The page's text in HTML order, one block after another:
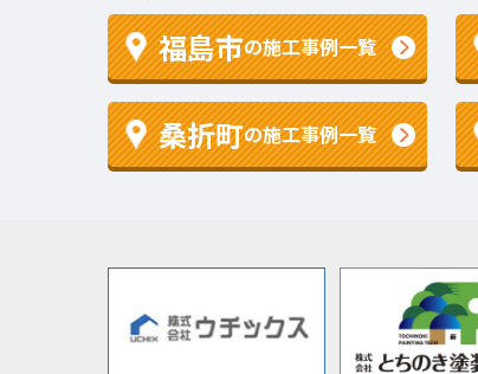
福島市の施工事例一覧
桑折町の施工事例一覧